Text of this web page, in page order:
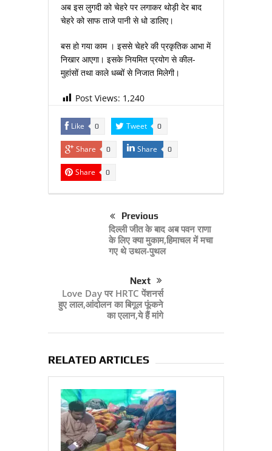
अब इस लुगदी को चेहरे पर लगाकर थोड़ी देर बाद
चेहरे को साफ ताजे पानी से धो डालिए।
बस हो गया काम । इससे चेहरे की प्रकृतिक आभा में
निखार आएगा। इसके नियमित प्रयोग से कील-
मुहांसों तथा काले धब्बों से निजात मिलेगी।
Post Views: 1,240
Like 0 Tweet 0
Share 0 Share 0
Share 0
Previous
दिल्‍ली जीत के बाद अब पवन राणा
के लिए क्‍या मुकाम,हिमाचल में मचा
गए थे उथल-पुथल
Next
Love Day पर HRTC पेंशनर्स
हुए लाल,आंदोलन का बिगूल फूंकने
का एलान,ये हैं मांगे
RELATED ARTICLES